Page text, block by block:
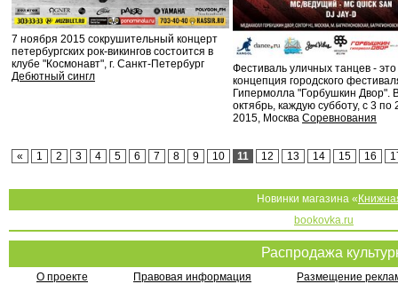
7 ноября 2015 сокрушительный концерт
петербургских рок-викингов состоится в
клубе "Космонавт", г. Санкт-Петербург
Дебютный сингл
Фестиваль уличных танцев -
концепция городского
Гипермолла "Горбушкин Двор".
октябрь, каждую субботу, с 3 по
2015, Москва Соревнования
« 1 2 3 4 5 6 7 8 9 10 11 12 13 14 15 16
Новинки магазина «
bookovka.ru
Распродажа
О проекте Правовая информация Размещение